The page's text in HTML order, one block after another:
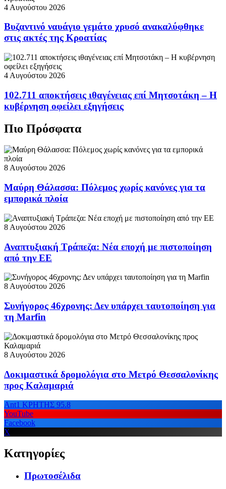
4 Αυγούστου 2026
Βυζαντινό ναυάγιο γεμάτο χρυσό ανακαλύφθηκε
στις ακτές της Κροατίας
4 Αυγούστου 2026
102.711 αποκτήσεις ιθαγένειας επί Μητσοτάκη – Η
κυβέρνηση οφείλει εξηγήσεις
Πιο Πρόσφατα
8 Αυγούστου 2026
Μαύρη Θάλασσα: Πόλεμος χωρίς κανόνες για τα
εμπορικά πλοία
8 Αυγούστου 2026
Αναπτυξιακή Τράπεζα: Νέα εποχή με πιστοποίηση
από την ΕΕ
8 Αυγούστου 2026
Συνήγορος 46χρονης: Δεν υπάρχει ταυτοποίηση για
τη Marfin
8 Αυγούστου 2026
Δοκιμαστικά δρομολόγια στο Μετρό Θεσσαλονίκης
προς Καλαμαριά
Ant1 ΚΡΗΤΗΣ 95.8
YouTube
Facebook
X
Κατηγορίες
Πρωτοσέλιδα